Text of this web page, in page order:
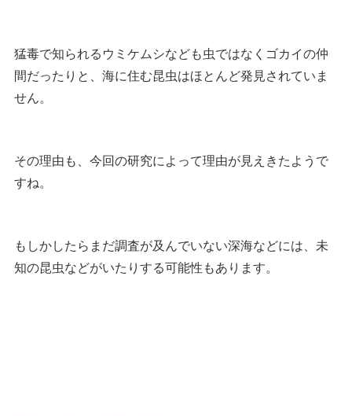
猛毒で知られるウミケムシなども虫ではなくゴカイの仲
間だったりと、海に住む昆虫はほとんど発見されていま
せん。
その理由も、今回の研究によって理由が見えきたようで
すね。
もしかしたらまだ調査が及んでいない深海などには、未
知の昆虫などがいたりする可能性もあります。